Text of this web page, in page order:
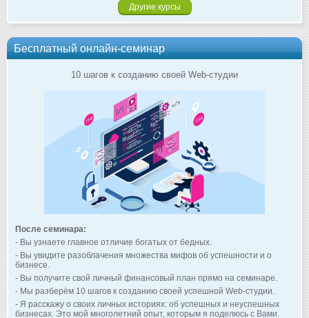
Другие курсы
Бесплатный онлайн-семинар
10 шагов к созданию своей Web-студии
После семинара:
- Вы узнаете главное отличие богатых от бедных.
- Вы увидите разоблачения множества мифов об успешности и о
бизнесе.
- Вы получите свой личный финансовый план прямо на семинаре.
- Мы разберём 10 шагов к созданию своей успешной Web-студии.
- Я расскажу о своих личных историях: об успешных и неуспешных
бизнесах. Это мой многолетний опыт, которым я поделюсь с Вами.